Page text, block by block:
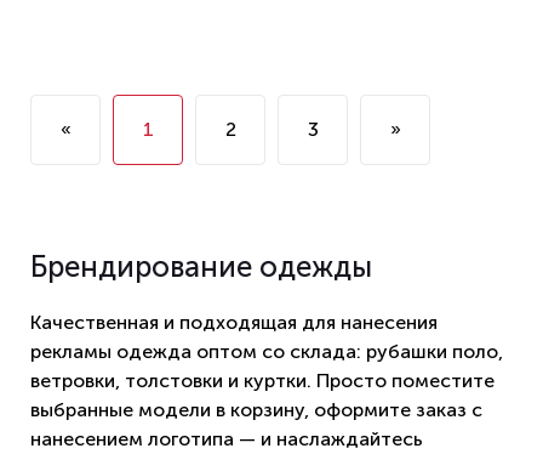
« 1 2 3 »
Брендирование одежды
Качественная и подходящая для нанесения
рекламы одежда оптом со склада: рубашки поло,
ветровки, толстовки и куртки. Просто поместите
выбранные модели в корзину, оформите заказ с
нанесением логотипа — и наслаждайтесь